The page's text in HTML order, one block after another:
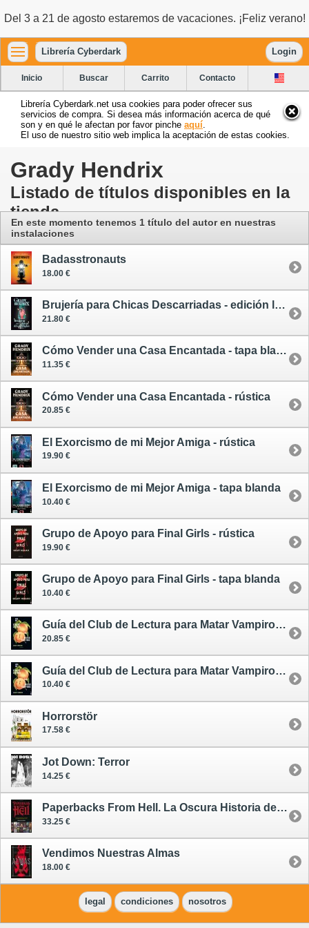
Del 3 a 21 de agosto estaremos de vacaciones. ¡Feliz verano!
Librería Cyberdark Login
Inicio Buscar Carrito Contacto
Librería Cyberdark.net usa cookies para poder ofrecer sus
servicios de compra. Si desea más información acerca de qué
son y en qué le afectan por favor pinche aquí
El uso de nuestro sitio web implica la aceptación de estas cookies.
Grady Hendrix
Listado de títulos disponibles en la
tienda
En este momento tenemos 1 título del autoren nuestras
instalaciones
Badasstronauts
18.00 €
Brujería para Chicas Descarriadas - edición limitada
21.80 €
Cómo Vender una Casa Encantada - tapa blanda
11.35 €
Cómo Vender una Casa Encantada - rústica
20.85 €
El Exorcismo de mi Mejor Amiga - rústica
19.90 €
El Exorcismo de mi Mejor Amiga - tapa blanda
10.40 €
Grupo de Apoyo para Final Girls - rústica
19.90 €
Grupo de Apoyo para Final Girls - tapa blanda
10.40 €
Guía del Club de Lectura para Matar Vampiros - rústica
20.85 €
Guía del Club de Lectura para Matar Vampiros - tapa blanda
10.40 €
Horrorstör
17.58 €
Jot Down: Terror
14.25 €
Paperbacks From Hell. La Oscura Historia de la Ficción de Terror de los Años 70 y 80
33.25 €
Vendimos Nuestras Almas
18.00 €
legal condiciones nosotros